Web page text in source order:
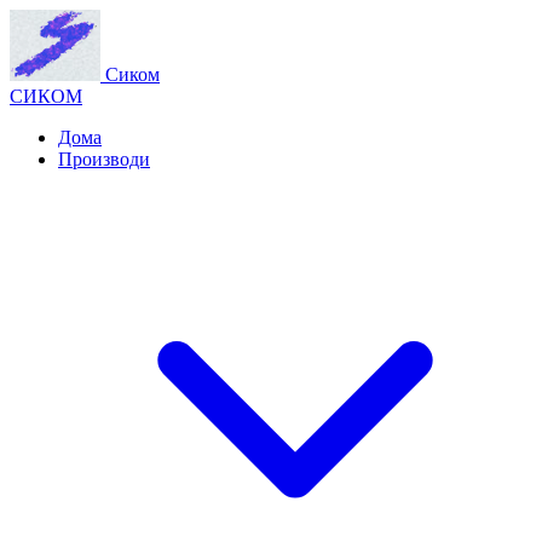
Сиком
СИКОМ
Дома
Производи